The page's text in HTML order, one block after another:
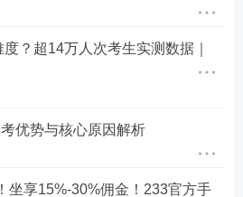
营学习计划：
热打铁，快速转战中级。群服
？超14万人次考生实测数据｜
优势与核心原因解析
坐享15%-30%佣金！233官方手